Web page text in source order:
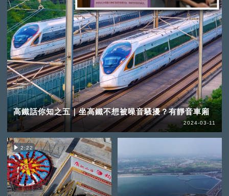
高鐵話你知之五｜坐高鐵不想被噪音騷擾？有靜音車廂
2024-03-11
2:22